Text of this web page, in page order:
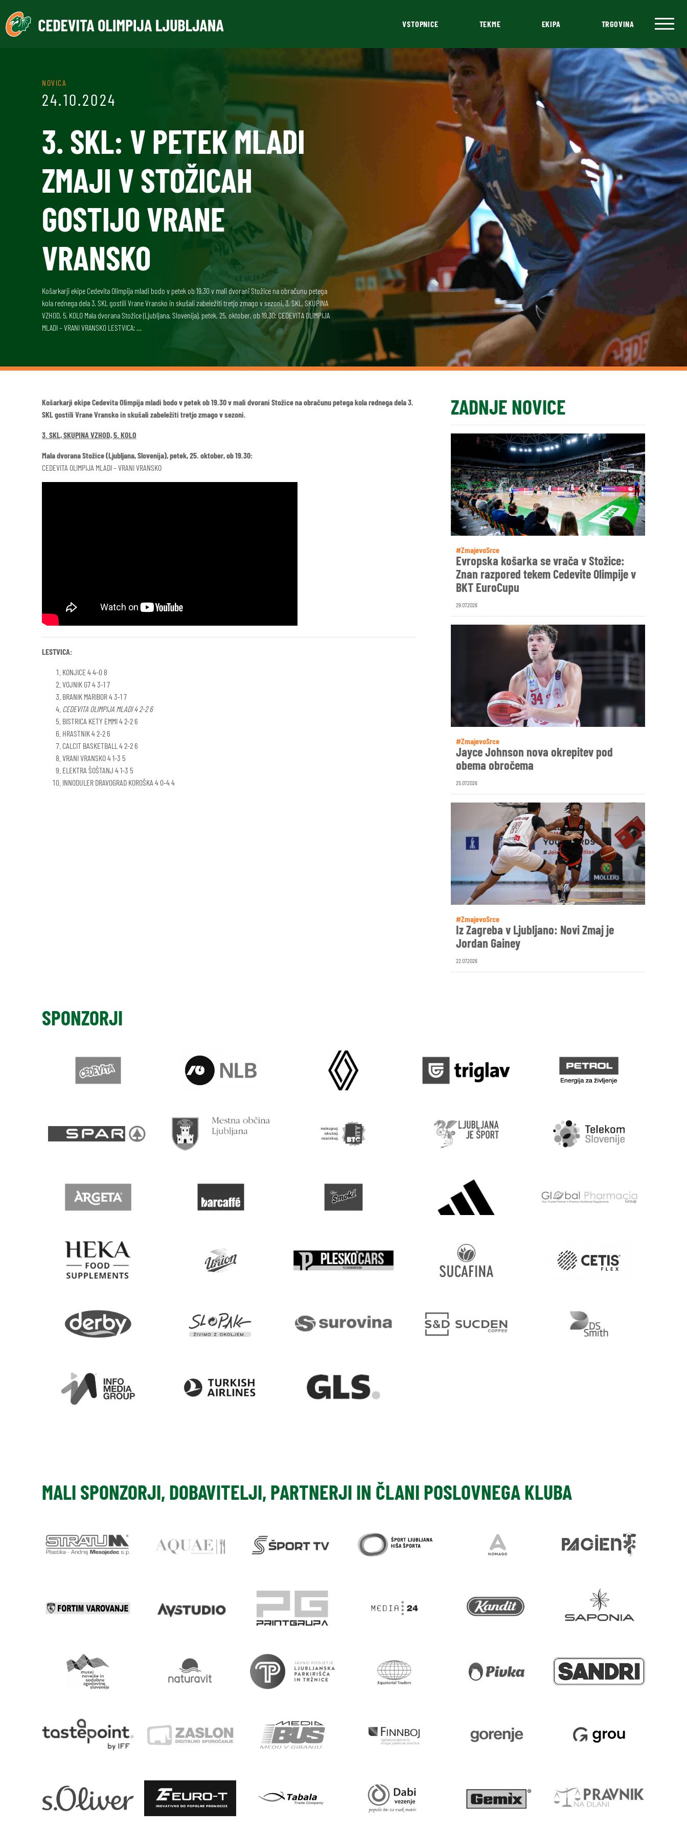
VSTOPNICE TEKME EKIPA TRGOVINA
NOVICA
24.10.2024
3. SKL: V PETEK MLADI
ZMAJI V STOŽICAH
GOSTIJO VRANE
VRANSKO
Košarkarji ekipe Cedevita Olimpija mladi bodo v petek ob 19.30 v mali dvorani Stožice na obračunu petega
kola rednega dela 3. SKL gostili Vrane Vransko in skušali zabeležiti tretjo zmago v sezoni. 3. SKL, SKUPINA
VZHOD, 5. KOLO Mala dvorana Stožice (Ljubljana, Slovenija), petek, 25. oktober, ob 19.30: CEDEVITA OLIMPIJA
MLADI – VRANI VRANSKO LESTVICA: …
Košarkarji ekipe Cedevita Olimpija mladi bodo v petek ob 19.30 v mali dvorani Stožice na obračunu petega kola rednega dela 3.
SKL gostili Vrane Vransko in skušali zabeležiti tretjo zmago v sezoni.
3. SKL, SKUPINA VZHOD, 5. KOLO
Mala dvorana Stožice (Ljubljana, Slovenija), petek, 25. oktober, ob 19.30:
CEDEVITA OLIMPIJA MLADI – VRANI VRANSKO
LESTVICA:
KONJICE 4 4-0 8
VOJNIK G7 4 3-1 7
BRANIK MARIBOR 4 3-1 7
CEDEVITA OLIMPIJA MLADI 4 2-2 6
BISTRICA KETY EMMI 4 2-2 6
HRASTNIK 4 2-2 6
CALCIT BASKETBALL 4 2-2 6
VRANI VRANSKO 4 1-3 5
ELEKTRA ŠOŠTANJ 4 1-3 5
INNODULER DRAVOGRAD KOROŠKA 4 0-4 4
ZADNJE NOVICE
#ZmajevoSrce
Evropska košarka se vrača v Stožice:
Znan razpored tekem Cedevite Olimpije v
BKT EuroCupu
29.07.2026
#ZmajevoSrce
Jayce Johnson nova okrepitev pod
obema obročema
25.07.2026
#ZmajevoSrce
Iz Zagreba v Ljubljano: Novi Zmaj je
Jordan Gainey
22.07.2026
SPONZORJI
MALI SPONZORJI, DOBAVITELJI, PARTNERJI IN ČLANI POSLOVNEGA KLUBA